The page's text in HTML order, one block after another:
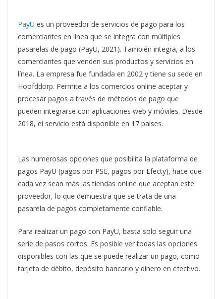
PayU es un proveedor de servicios de pago para los
comerciantes en línea que se integra con múltiples
pasarelas de pago (PayU, 2021). También integra, a los
comerciantes que venden sus productos y servicios en
línea. La empresa fue fundada en 2002 y tiene su sede en
Hoofddorp. Permite a los comercios online aceptar y
procesar pagos a través de métodos de pago que
pueden integrarse con aplicaciones web y móviles. Desde
2018, el servicio está disponible en 17 países.
Las numerosas opciones que posibilita la plataforma de
pagos PayU (pagos por PSE, pagos por Efecty), hace que
cada vez sean más las tiendas online que aceptan este
proveedor, lo que demuestra que se trata de una
pasarela de pagos completamente confiable.
Para realizar un pago con PayU, basta solo seguir una
serie de pasos cortos. Es posible ver todas las opciones
disponibles con las que se puede realizar un pago, como
tarjeta de débito, depósito bancario y dinero en efectivo.